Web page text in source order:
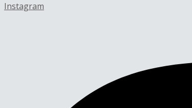
Instagram